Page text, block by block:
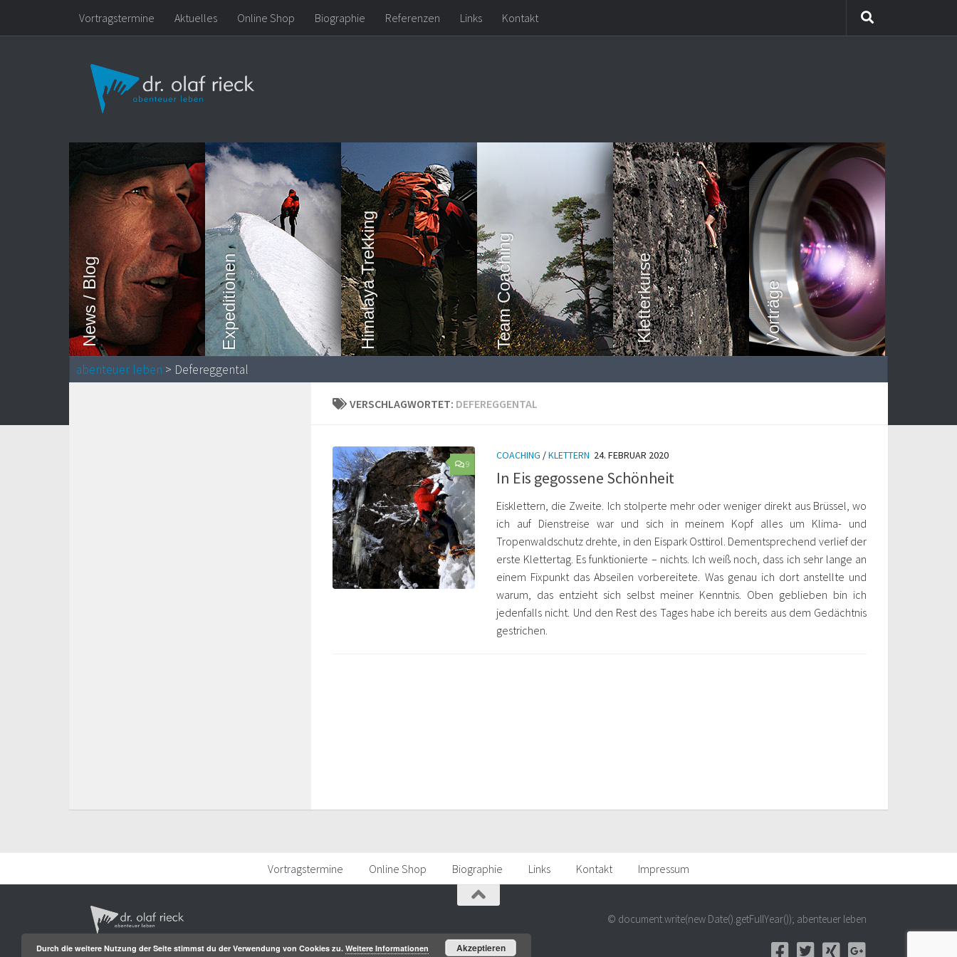
Zum Inhalt springen
Vortragstermine Aktuelles Online Shop Biographie Referenzen Links Kontakt
News / Blog Expeditionen Himalaya Trekking Team Coaching Kletterkurse Vorträge
abenteuer leben > Defereggental
VERSCHLAGWORTET: DEFEREGGENTAL
9
COACHING /KLETTERN 24. FEBRUAR 2020
In Eis gegossene Schönheit
Eisklettern, die Zweite. Ich stolperte mehr oder weniger direkt aus Brüssel, wo
ich auf Dienstreise war und sich in meinem Kopf alles um Klima- und
Tropenwaldschutz drehte, in den Eispark Osttirol. Dementsprechend verlief der
erste Klettertag. Es funktionierte – nichts. Ich weiß noch, dass ich sehr lange an
einem Fixpunkt das Abseilen vorbereitete. Was genau ich dort anstellte und
warum, das entzieht sich selbst meiner Kenntnis. Oben geblieben bin ich
jedenfalls nicht. Und den Rest des Tages habe ich bereits aus dem Gedächtnis
gestrichen.
Vortragstermine Online Shop Biographie Links Kontakt Impressum
© document.write(new Date().getFullYear()); abenteuer leben
Durch die weitere Nutzung der Seite stimmst du der Verwendung von Cookies zu. Weitere Informationen Akzeptieren